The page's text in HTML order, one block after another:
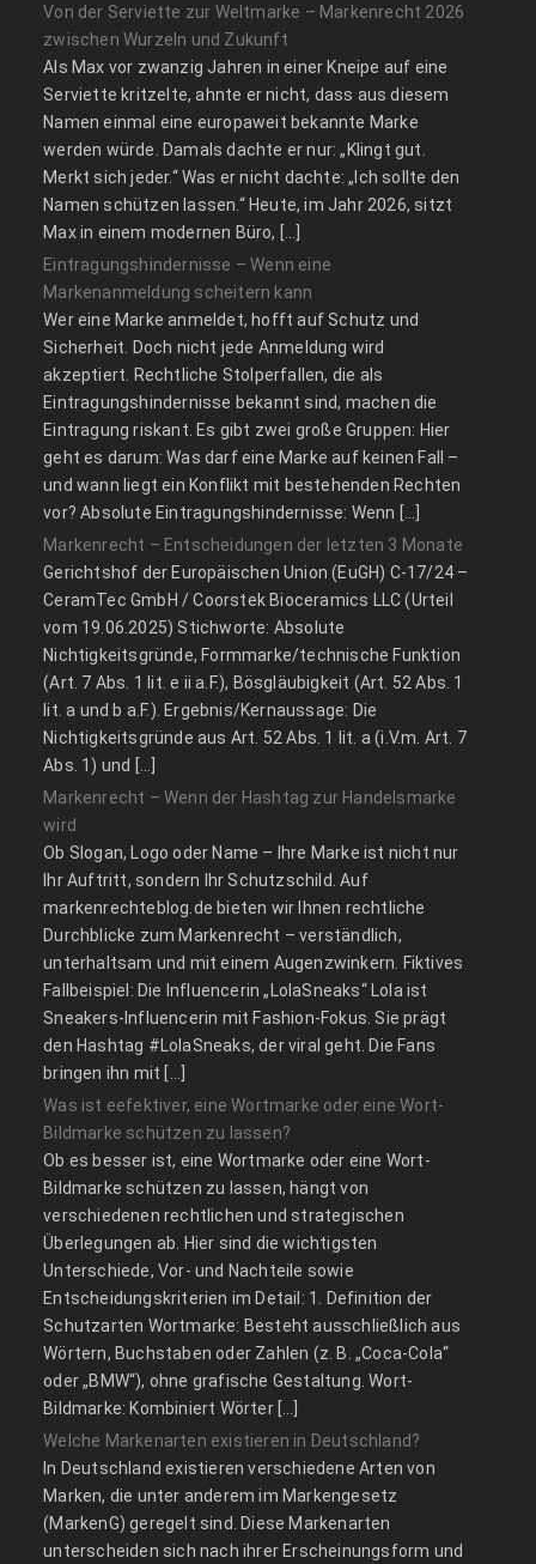
Von der Serviette zur Weltmarke – Markenrecht 2026
zwischen Wurzeln und Zukunft
Als Max vor zwanzig Jahren in einer Kneipe auf eine
Serviette kritzelte, ahnte er nicht, dass aus diesem
Namen einmal eine europaweit bekannte Marke
werden würde. Damals dachte er nur: „Klingt gut.
Merkt sich jeder.“ Was er nicht dachte: „Ich sollte den
Namen schützen lassen.“ Heute, im Jahr 2026, sitzt
Max in einem modernen Büro, […]
Eintragungshindernisse – Wenn eine
Markenanmeldung scheitern kann
Wer eine Marke anmeldet, hofft auf Schutz und
Sicherheit. Doch nicht jede Anmeldung wird
akzeptiert. Rechtliche Stolperfallen, die als
Eintragungshindernisse bekannt sind, machen die
Eintragung riskant. Es gibt zwei große Gruppen: Hier
geht es darum: Was darf eine Marke auf keinen Fall –
und wann liegt ein Konflikt mit bestehenden Rechten
vor? Absolute Eintragungshindernisse: Wenn […]
Markenrecht – Entscheidungen der letzten 3 Monate
Gerichtshof der Europäischen Union (EuGH) C‑17/24 –
CeramTec GmbH / Coorstek Bioceramics LLC (Urteil
vom 19.06.2025) Stichworte: Absolute
Nichtigkeitsgründe, Formmarke/technische Funktion
(Art. 7 Abs. 1 lit. e ii a.F.), Bösgläubigkeit (Art. 52 Abs. 1
lit. a und b a.F.). Ergebnis/Kernaussage: Die
Nichtigkeitsgründe aus Art. 52 Abs. 1 lit. a (i.V.m. Art. 7
Abs. 1) und […]
Markenrecht – Wenn der Hashtag zur Handelsmarke
wird
Ob Slogan, Logo oder Name – Ihre Marke ist nicht nur
Ihr Auftritt, sondern Ihr Schutzschild. Auf
markenrechteblog.de bieten wir Ihnen rechtliche
Durchblicke zum Markenrecht – verständlich,
unterhaltsam und mit einem Augenzwinkern. Fiktives
Fallbeispiel: Die Influencerin „LolaSneaks“ Lola ist
Sneakers-Influencerin mit Fashion-Fokus. Sie prägt
den Hashtag #LolaSneaks, der viral geht. Die Fans
bringen ihn mit […]
Was ist eefektiver, eine Wortmarke oder eine Wort-
Bildmarke schützen zu lassen?
Ob es besser ist, eine Wortmarke oder eine Wort-
Bildmarke schützen zu lassen, hängt von
verschiedenen rechtlichen und strategischen
Überlegungen ab. Hier sind die wichtigsten
Unterschiede, Vor- und Nachteile sowie
Entscheidungskriterien im Detail: 1. Definition der
Schutzarten Wortmarke: Besteht ausschließlich aus
Wörtern, Buchstaben oder Zahlen (z. B. „Coca-Cola“
oder „BMW“), ohne grafische Gestaltung. Wort-
Bildmarke: Kombiniert Wörter […]
Welche Markenarten existieren in Deutschland?
In Deutschland existieren verschiedene Arten von
Marken, die unter anderem im Markengesetz
(MarkenG) geregelt sind. Diese Markenarten
unterscheiden sich nach ihrer Erscheinungsform und